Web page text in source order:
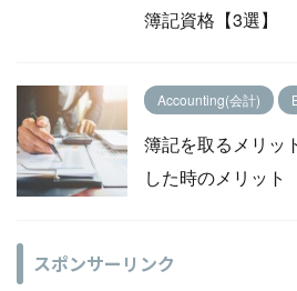
簿記資格【3選】
Accounting(会計)
簿記を取るメリッ
した時のメリット
スポンサーリンク